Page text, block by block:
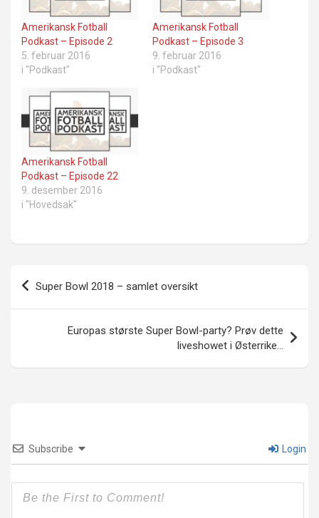
Amerikansk Fotball
Podkast – Episode 2
5. februar 2016
i "Podkast"
Amerikansk Fotball
Podkast – Episode 3
9. februar 2016
i "Podkast"
Amerikansk Fotball
Podkast – Episode 22
9. desember 2016
i "Hovedsak"
Innleggsnavigasjon
Super Bowl 2018 – samlet oversikt
Europas største Super Bowl-party? Prøv dette
liveshowet i Østerrike…
Subscribe Login